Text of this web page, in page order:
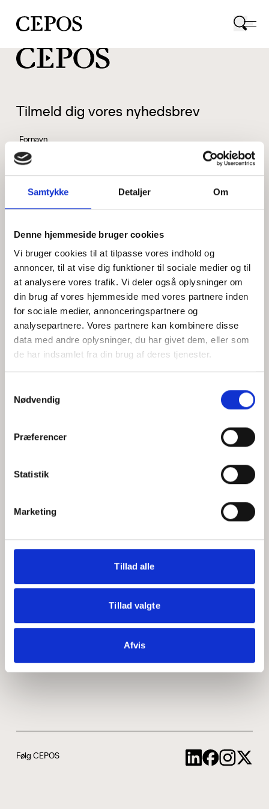
Samtykke Detaljer Om
Denne hjemmeside bruger cookies
Vi bruger cookies til at tilpasse vores indhold og
annoncer, til at vise dig funktioner til sociale medier og til
at analysere vores trafik. Vi deler også oplysninger om
din brug af vores hjemmeside med vores partnere inden
for sociale medier, annonceringspartnere og
analysepartnere. Vores partnere kan kombinere disse
data med andre oplysninger, du har givet dem, eller som
de har indsamlet fra din brug af deres tjenester.
Nødvendig
Præferencer
Statistik
Marketing
Tillad alle
Tillad valgte
Afvis
CEPOS logo
Tilmeld dig vores nyhedsbrev
Fornavn
Efternavn
Jeg accepterer behandlingen af mine personoplysninger i
henhold tilprivatlivspolitikken
Hvem er CEPOS
Medarbejdere
ABCepos
Podcast
Følg CEPOS